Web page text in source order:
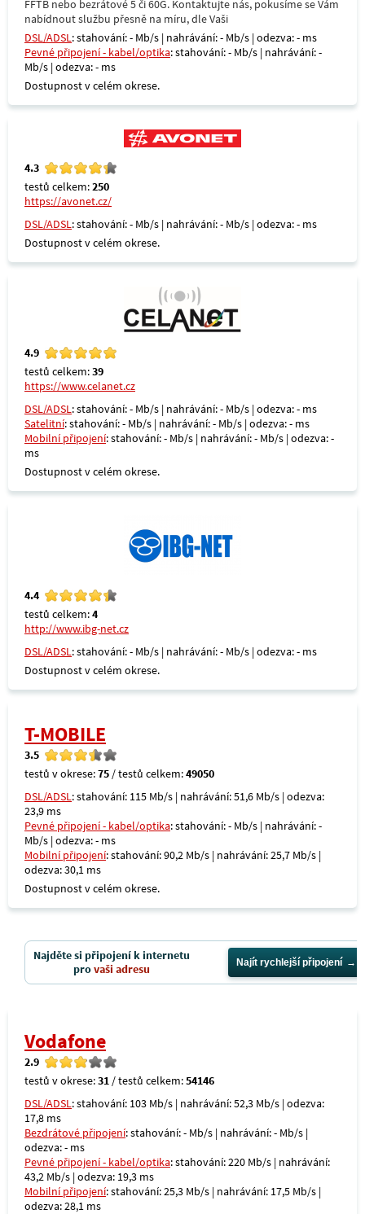
FFTB nebo bezrátové 5 či 60G. Kontaktujte nás, pokusíme se Vám
nabídnout službu přesně na míru, dle Vaši
DSL/ADSL: stahování: - Mb/s | nahrávání: - Mb/s | odezva: - ms
Pevné připojení - kabel/optika: stahování: - Mb/s | nahrávání: -
Mb/s | odezva: - ms
Dostupnost v celém okrese.
4.3
testů celkem:250
https://avonet.cz/
DSL/ADSL: stahování: - Mb/s | nahrávání: - Mb/s | odezva: - ms
Dostupnost v celém okrese.
4.9
testů celkem:39
https://www.celanet.cz
DSL/ADSL: stahování: - Mb/s | nahrávání: - Mb/s | odezva: - ms
Satelitní: stahování: - Mb/s | nahrávání: - Mb/s | odezva: - ms
Mobilní připojení: stahování: - Mb/s | nahrávání: - Mb/s | odezva: -
ms
Dostupnost v celém okrese.
4.4
testů celkem:4
http://www.ibg-net.cz
DSL/ADSL: stahování: - Mb/s | nahrávání: - Mb/s | odezva: - ms
Dostupnost v celém okrese.
T-MOBILE
3.5
testů v okrese:75 / testů celkem:49050
DSL/ADSL: stahování: 115 Mb/s | nahrávání: 51,6 Mb/s | odezva:
23,9 ms
Pevné připojení - kabel/optika: stahování: - Mb/s | nahrávání: -
Mb/s | odezva: - ms
Mobilní připojení: stahování: 90,2 Mb/s | nahrávání: 25,7 Mb/s |
odezva: 30,1 ms
Dostupnost v celém okrese.
Najděte si připojení k internetu
provaši adresu Najít rychlejší připojení
Vodafone
2.9
testů v okrese:31 / testů celkem:54146
DSL/ADSL: stahování: 103 Mb/s | nahrávání: 52,3 Mb/s | odezva:
17,8 ms
Bezdrátové připojení: stahování: - Mb/s | nahrávání: - Mb/s |
odezva: - ms
Pevné připojení - kabel/optika: stahování: 220 Mb/s | nahrávání:
43,2 Mb/s | odezva: 19,3 ms
Mobilní připojení: stahování: 25,3 Mb/s | nahrávání: 17,5 Mb/s |
odezva: 28,1 ms